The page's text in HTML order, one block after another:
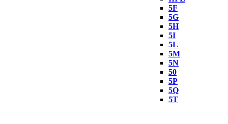
5F
5G
5H
5I
5L
5M
5N
50
5P
5Q
5T